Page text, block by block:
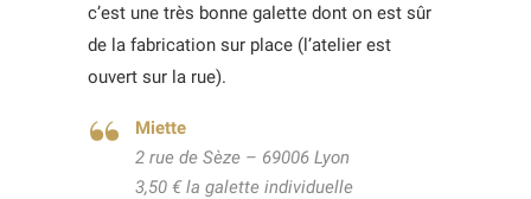
c’est une très bonne galette dont on est sûr
de la fabrication sur place (l’atelier est
ouvert sur la rue).
Miette
2 rue de Sèze – 69006 Lyon
3,50 € la galette individuelle